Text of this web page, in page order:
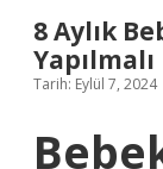
8 Aylık
Yapılmalı
Tarih: Eylül 7, 2024